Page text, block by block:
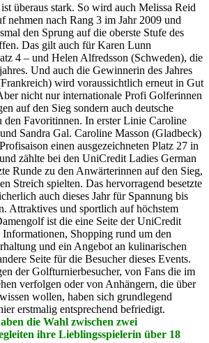
überaus stark. So wird auch Melissa Reid
nehmen nach Rang 3 im Jahr 2009 und
den Sprung auf die oberste Stufe des
Das gilt auch für Karen Lunn
4 – und Helen Alfredsson (Schweden), die
Und auch die Gewinnerin des Jahres
wird voraussichtlich erneut in Gut
nicht nur internationale Profi Golferinnen
auf den Sieg sondern auch deutsche
den Favoritinnen. In erster Linie Caroline
Sandra Gal. Caroline Masson (Gladbeck)
einen ausgezeichneten Platz 27 in
zählte bei den UniCredit Ladies German
Runde zu den Anwärterinnen auf den Sieg,
Streich spielten. Das hervorragend besetzte
auch dieses Jahr für Spannung bis
Attraktives und sportlich auf höchstem
ist die eine Seite der UniCredit
Shopping rund um den
und ein Angebot an kulinarischen
Seite für die Besucher dieses Events.
der Golfturnierbesucher, von Fans die im
verfolgen oder von Anhängern, die über
wollen, haben sich grundlegend
erstmalig entsprechend befriedigt.
die Wahl zwischen zwei
ihre Lieblingsspielerin über 18